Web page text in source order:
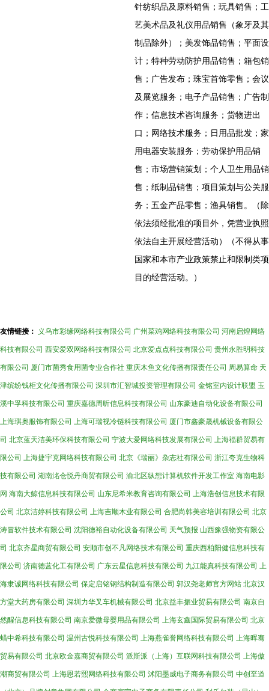
针纺织品及原料销售；玩具销售；工
艺美术品及礼仪用品销售（象牙及其
制品除外）；美发饰品销售；平面设
计；特种劳动防护用品销售；箱包销
售；广告发布；珠宝首饰零售；会议
及展览服务；电子产品销售；广告制
作；信息技术咨询服务；货物进出
口；网络技术服务；日用品批发；家
用电器安装服务；劳动保护用品销
售；市场营销策划；个人卫生用品销
售；纸制品销售；项目策划与公关服
务；五金产品零售；渔具销售。（除
依法须经批准的项目外，凭营业执照
依法自主开展经营活动）（不得从事
国家和本市产业政策禁止和限制类项
目的经营活动。）
友情链接： 义乌市彩缘网络科技有限公司 广州菜鸡网络科技有限公司 河南启煌网络
科技有限公司 西安爱双网络科技有限公司 北京爱点点科技有限公司 贵州永胜明科技
有限公司 厦门市菌秀食用菌专业合作社 重庆木鱼文化传播有限责任公司 周易算命 天
津缤纷钱柜文化传播有限公司 深圳市汇智城投资管理有限公司 金铭室内设计联盟 玉
溪中孚科技有限公司 重庆嘉德周昕信息科技有限公司 山东豪迪自动化设备有限公司
上海琪奥服饰有限公司 上海可瑞视冷链科技有限公司 厦门市鑫豪晟机械设备有限公
司 北京蓝天洁美环保科技有限公司 宁波大爱网络科技发展有限公司 上海福群贸易有
限公司 上海捷宇克网络科技有限公司 北京《瑞丽》杂志社有限公司 浙江夸克生物科
技有限公司 湖南洺仓悦丹商贸有限公司 渝北区纵想计算机软件开发工作室 海南电影
网 海南大鲸信息科技有限公司 山东尼希米教育咨询有限公司 上海浩创信息技术有限
公司 北京洁婷科技有限公司 上海吉顺木业有限公司 合肥尚韩美容培训有限公司 北京
涛冒软件技术有限公司 沈阳德裕自动化设备有限公司 天气预报 山西豫强物资有限公
司 北京齐星商贸有限公司 安顺市创不凡网络技术有限公司 重庆西柏阳健信息科技有
限公司 济南德蓝化工有限公司 广东云星信息科技有限公司 九江能真科技有限公司 上
海隶诚网络科技有限公司 保定启铭钢结构制造有限公司 郭汉尧老师官方网站 北京汉
方堂大药房有限公司 深圳力华叉车机械有限公司 北京益丰振业贸易有限公司 南京自
然醒信息科技有限公司 南京爱微母婴用品有限公司 上海玄鑫国际贸易有限公司 北京
蜡中希科技有限公司 温州古悦科技有限公司 上海燕雀誉网络科技有限公司 上海晖骞
贸易有限公司 北京欧金嘉商贸有限公司 派斯派（上海）互联网科技有限公司 上海傲
潮商贸有限公司 上海恩若熙网络科技有限公司 沭阳墨威电子商务有限公司 中创至道